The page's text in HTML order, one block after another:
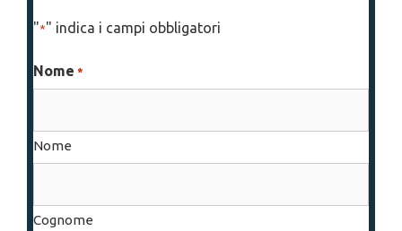
"*" indica i campi obbligatori
Nome *
Nome
Cognome